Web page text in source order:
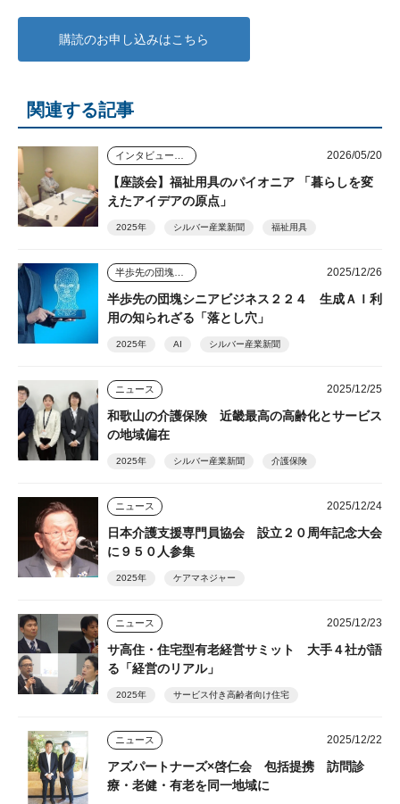
購読のお申し込みはこちら
関連する記事
2026/05/20
【座談会】福祉用具のパイオニア 「暮らしを変
えたアイデアの原点」
2025年 シルバー産業新聞 福祉用具
2025/12/26
半歩先の団塊シニアビジネス２２４ 生成ＡＩ利
用の知られざる「落とし穴」
2025年 AI シルバー産業新聞
ニュース 2025/12/25
和歌山の介護保険 近畿最高の高齢化とサービス
の地域偏在
2025年 シルバー産業新聞 介護保険
ニュース 2025/12/24
日本介護支援専門員協会 設立２０周年記念大会
に９５０人参集
2025年 ケアマネジャー
ニュース 2025/12/23
サ高住・住宅型有老経営サミット 大手４社が語
る「経営のリアル」
2025年 サービス付き高齢者向け住宅
ニュース 2025/12/22
アズパートナーズ×啓仁会 包括提携 訪問診
療・老健・有老を同一地域に